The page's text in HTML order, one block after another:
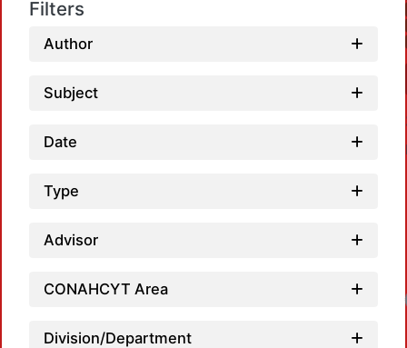
Filters
Author
Subject
Date
Type
Advisor
CONAHCYT Area
Division/Department